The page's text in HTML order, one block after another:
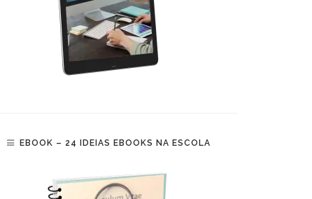
EBOOK – 24 IDEIAS EBOOKS NA ESCOLA